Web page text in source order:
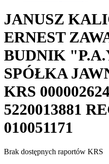
JANUSZ
ERNEST
BUDNIK
SPÓŁKA
KRS
5220013881
010051171
Brak dostępnych raportów KRS